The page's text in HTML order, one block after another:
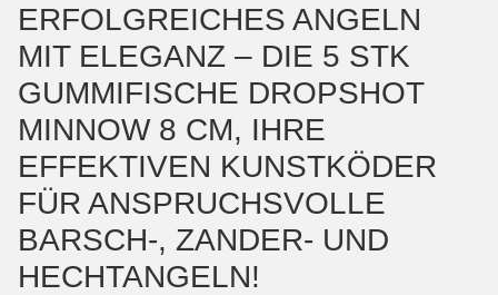
ERFOLGREICHES ANGELN
MIT ELEGANZ – DIE 5 STK
GUMMIFISCHE DROPSHOT
MINNOW 8 CM, IHRE
EFFEKTIVEN KUNSTKÖDER
FÜR ANSPRUCHSVOLLE
BARSCH-, ZANDER- UND
HECHTANGELN!